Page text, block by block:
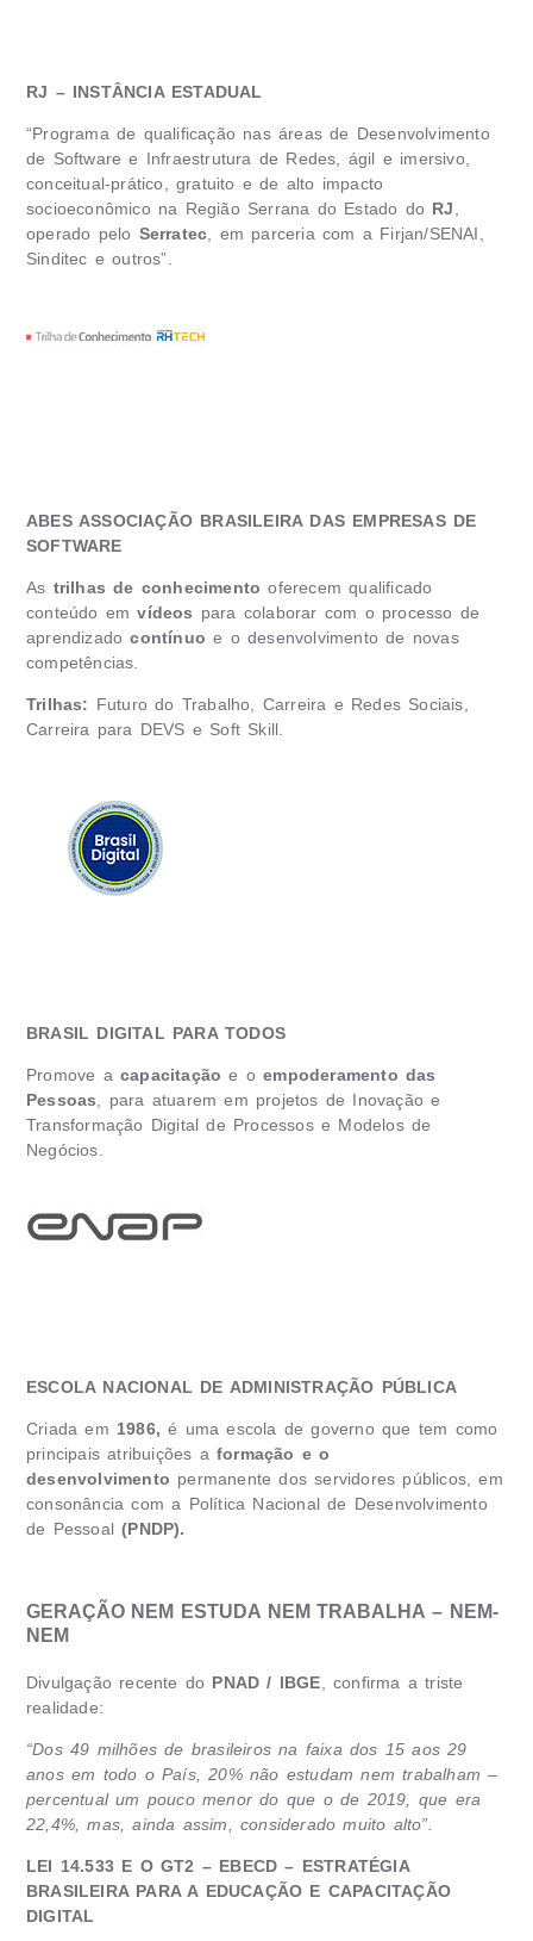
RJ – INSTÂNCIA ESTADUAL
“Programa de qualificação nas áreas de Desenvolvimento
de Software e Infraestrutura de Redes, ágil e imersivo,
conceitual-prático, gratuito e de alto impacto
socioeconômico na Região Serrana do Estado do RJ
operado pelo Serratec , em parceria com a Firjan/SENAI,
Sinditec e outros”.
ABES ASSOCIAÇÃO BRASILEIRA DAS EMPRESAS DE
SOFTWARE
As trilhas de conhecimento oferecem qualificado
conteúdo emvídeos para colaborar com o processo de
aprendizadocontínuo e o desenvolvimento de novas
competências.
Trilhas: Futuro do Trabalho, Carreira e Redes Sociais,
Carreira para DEVS e Soft Skill.
BRASIL DIGITAL PARA TODOS
Promove a capacitação e oempoderamento das
Pessoas , para atuarem em projetos de Inovação e
Transformação Digital de Processos e Modelos de
Negócios.
ESCOLA NACIONAL DE ADMINISTRAÇÃO PÚBLICA
Criada em 1986, é uma escola de governo que tem como
principais atribuições a formação e o
desenvolvimento permanente dos servidores públicos, em
consonância com a Política Nacional de Desenvolvimento
de Pessoal(PNDP).
GERAÇÃO NEM ESTUDA NEM TRABALHA – NEM-
NEM
Divulgação recente do PNAD / IBGE , confirma a triste
realidade:
“Dos 49 milhões de brasileiros na faixa dos 15 aos 29
anos em todo o País, 20% não estudam nem trabalham –
percentual um pouco menor do que o de 2019, que era
22,4%, mas, ainda assim, considerado muito alto”.
LEI 14.533 E O GT2 – EBECD – ESTRATÉGIA
BRASILEIRA PARA A EDUCAÇÃO E CAPACITAÇÃO
DIGITAL